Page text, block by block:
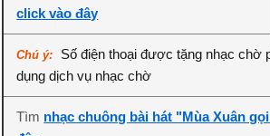
click vào đây
Chú ý:
Số điện thoại được tặng nhạc chờ
dụng dịch vụ nhạc chờ
Tìm nhạc chuông bài hát "Mùa Xuân